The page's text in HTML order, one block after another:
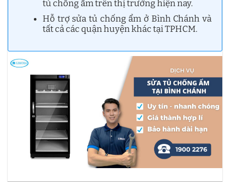
tủ chống ẩm trên thị trường hiện nay.
Hỗ trợ sửa tủ chống ẩm ở Bình Chánh và
tất cả các quận huyện khác tại TPHCM.